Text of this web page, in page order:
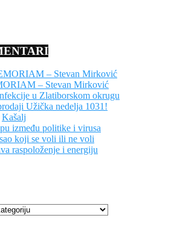
– Stevan Mirković
– Stevan Mirković
u Zlatiborskom okrugu
Užička nedelja 1031!
Kašalj
između politike i virusa
koji se voli ili ne voli
raspoloženje i energiju